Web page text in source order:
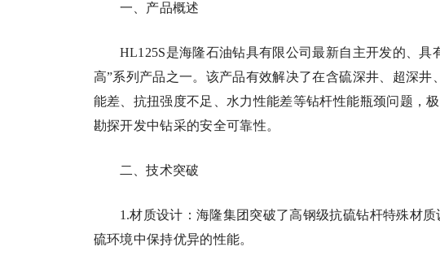
一、产品概述
HL125S是海隆石油钻具有限公司最新自主开发的、
高”系列产品之一。该产品有效解决了在含硫深井、超深
能差、抗扭强度不足、水力性能差等钻杆性能瓶颈问题，
勘探开发中钻采的安全可靠性。
二、技术突破
1.材质设计：海隆集团突破了高钢级抗硫钻杆特殊材
硫环境中保持优异的性能。